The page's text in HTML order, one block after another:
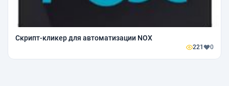
Скрипт-кликер для автоматизации NOX
221 0